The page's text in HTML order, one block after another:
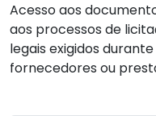
Acesso aos
aos processos de
legais exigidos
fornecedores ou